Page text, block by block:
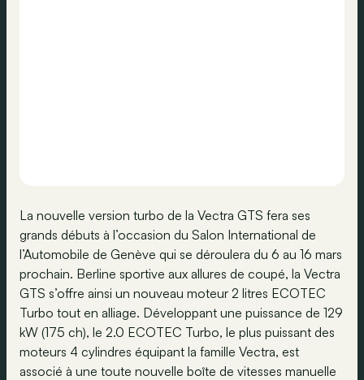
La nouvelle version turbo de la Vectra GTS fera ses
grands débuts à l’occasion du Salon International de
l’Automobile de Genève qui se déroulera du 6 au 16 mars
prochain. Berline sportive aux allures de coupé, la Vectra
GTS s’offre ainsi un nouveau moteur 2 litres ECOTEC
Turbo tout en alliage. Développant une puissance de 129
kW (175 ch), le 2.0 ECOTEC Turbo, le plus puissant des
moteurs 4 cylindres équipant la famille Vectra, est
associé à une toute nouvelle boîte de vitesses manuelle